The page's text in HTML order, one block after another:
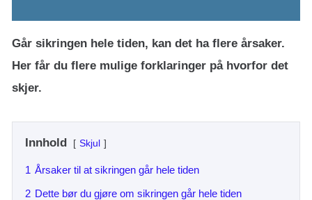
Går sikringen hele tiden, kan det ha flere årsaker.
Her får du flere mulige forklaringer på hvorfor det
skjer.
Innhold Skjul
1 Årsaker til at sikringen går hele tiden
2 Dette bør du gjøre om sikringen går hele tiden